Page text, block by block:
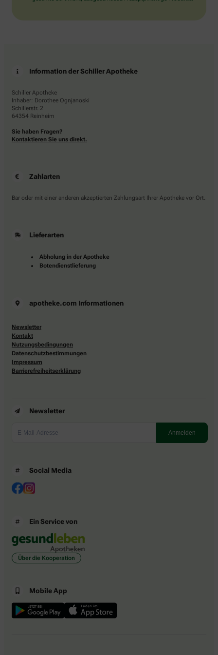
Information der Schiller Apotheke
Schiller Apotheke
Inhaber: Dorothee Ognjanoski
Schillerstr. 2
64354 Reinheim
Sie haben Fragen?
Kontaktieren Sie uns direkt.
Zahlarten
Bar oder mit einer anderen akzeptierten Zahlungsart Ihrer Apotheke vor Ort.
Lieferarten
Abholung in der Apotheke
Botendienstlieferung
apotheke.com Informationen
Newsletter
Kontakt
Nutzungsbedingungen
Datenschutzbestimmungen
Impressum
Barrierefreiheitserklärung
Newsletter
Social Media
Ein Service von
Über die Kooperation
Mobile App